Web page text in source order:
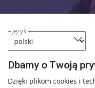
język
Dbamy o Twoją
Dzięki plikom cookies i